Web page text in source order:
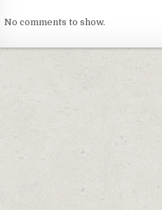
No comments to show.